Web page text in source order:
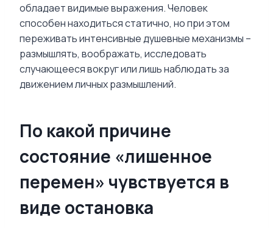
обладает видимые выражения. Человек
способен находиться статично, но при этом
переживать интенсивные душевные механизмы –
размышлять, воображать, исследовать
случающееся вокруг или лишь наблюдать за
движением личных размышлений.
По какой причине
состояние «лишенное
перемен» чувствуется в
виде остановка